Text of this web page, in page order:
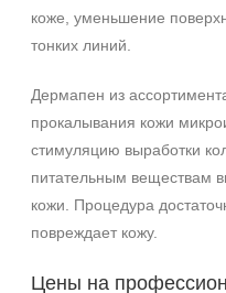
коже, уменьшение
тонких линий.
Дермапен из
прокалывания кожи
стимуляцию выработки
питательным веществам
кожи. Процедура
повреждает кожу.
Цены на